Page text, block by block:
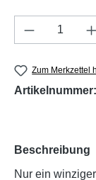
Produkt
Zum Merkzettel
Artikelnummer:
Beschreibung
Nur ein